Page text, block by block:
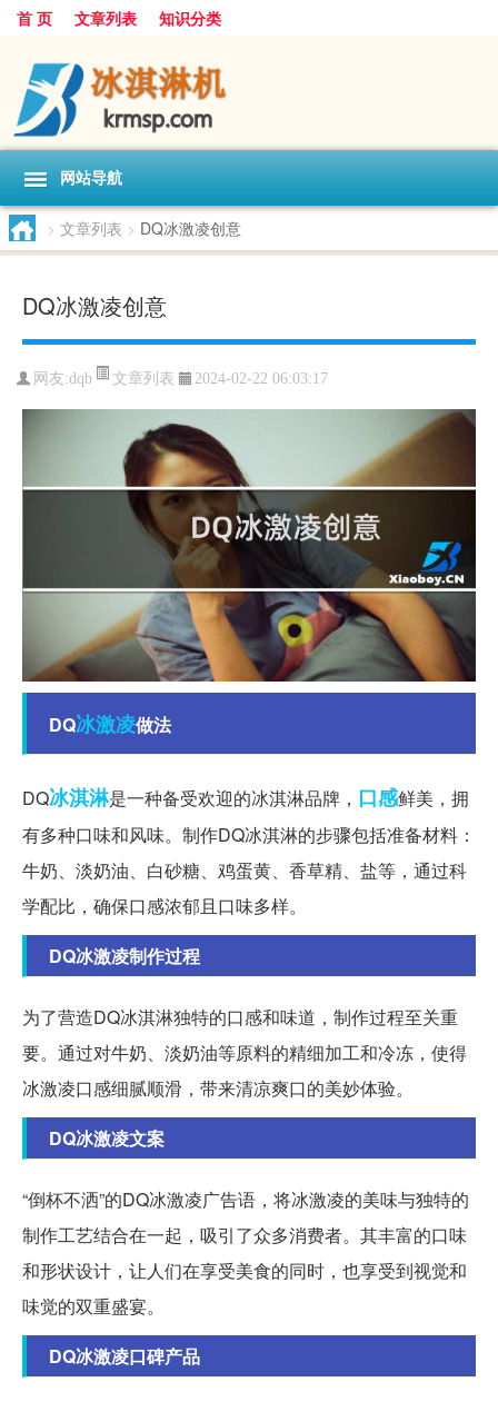
首 页 文章列表 知识分类
网站导航
> 文章列表 > DQ冰激凌创意
DQ冰激凌创意
网友:dqb 文章列表 2024-02-22 06:03:17
DQ冰激凌做法
DQ冰淇淋是一种备受欢迎的冰淇淋品牌， 口感鲜美，拥
有多种口味和风味。制作DQ冰淇淋的步骤包括准备材料：
牛奶、淡奶油、白砂糖、鸡蛋黄、香草精、盐等，通过科
学配比，确保口感浓郁且口味多样。
DQ冰激凌制作过程
为了营造DQ冰淇淋独特的口感和味道，制作过程至关重
要。通过对牛奶、淡奶油等原料的精细加工和冷冻，使得
冰激凌口感细腻顺滑，带来清凉爽口的美妙体验。
DQ冰激凌文案
“倒杯不洒”的DQ冰激凌广告语，将冰激凌的美味与独特的
制作工艺结合在一起，吸引了众多消费者。其丰富的口味
和形状设计，让人们在享受美食的同时，也享受到视觉和
味觉的双重盛宴。
DQ冰激凌口碑产品